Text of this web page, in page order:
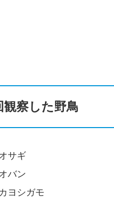
観察した野鳥
サギ
バン
ヨシガモ